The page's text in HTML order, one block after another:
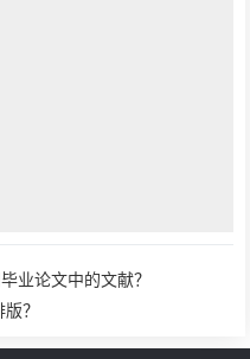
业论文中的文献？
？